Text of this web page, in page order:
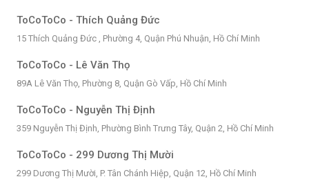
ToCoToCo - Thích Quảng Đức
15 Thích Quảng Đức , Phường 4, Quận Phú Nhuận, Hồ Chí Minh
ToCoToCo - Lê Văn Thọ
89A Lê Văn Thọ, Phường 8, Quận Gò Vấp, Hồ Chí Minh
ToCoToCo - Nguyễn Thị Định
359 Nguyễn Thị Định, Phường Bình Trưng Tây, Quận 2, Hồ Chí Minh
ToCoToCo - 299 Dương Thị Mười
299 Dương Thị Mười, P. Tân Chánh Hiệp, Quận 12, Hồ Chí Minh